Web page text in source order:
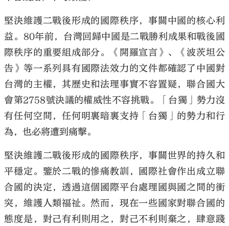
堅決維護二戰後形成的國際秩序，事關中國的核心利
益。80年前，台灣回歸中國是二戰勝利成果和戰後國
際秩序的重要組成部分。《開羅宣言》、《波茨坦公
告》等一系列具有國際法效力的文件都確認了中國對
台灣的主權，其歷史和法理事實不容置疑，聯合國大
會第2758號決議的權威性不容挑戰。「台獨」勢力沒
有任何空間，任何明裏暗裏支持「台獨」的勢力和行
為，也必將遭到痛擊。
堅決維護二戰後形成的國際秩序，事關世界的持久和
平穩定。鑒於二戰的慘痛教訓，國際社會作出成立聯
合國的決定，透過這個國際平台處理國與國之間的衝
突，維護人類福祉。然而，現在一些國家對聯合國的
態度是，對己有利則用之，對己不利則棄之，肆意踐